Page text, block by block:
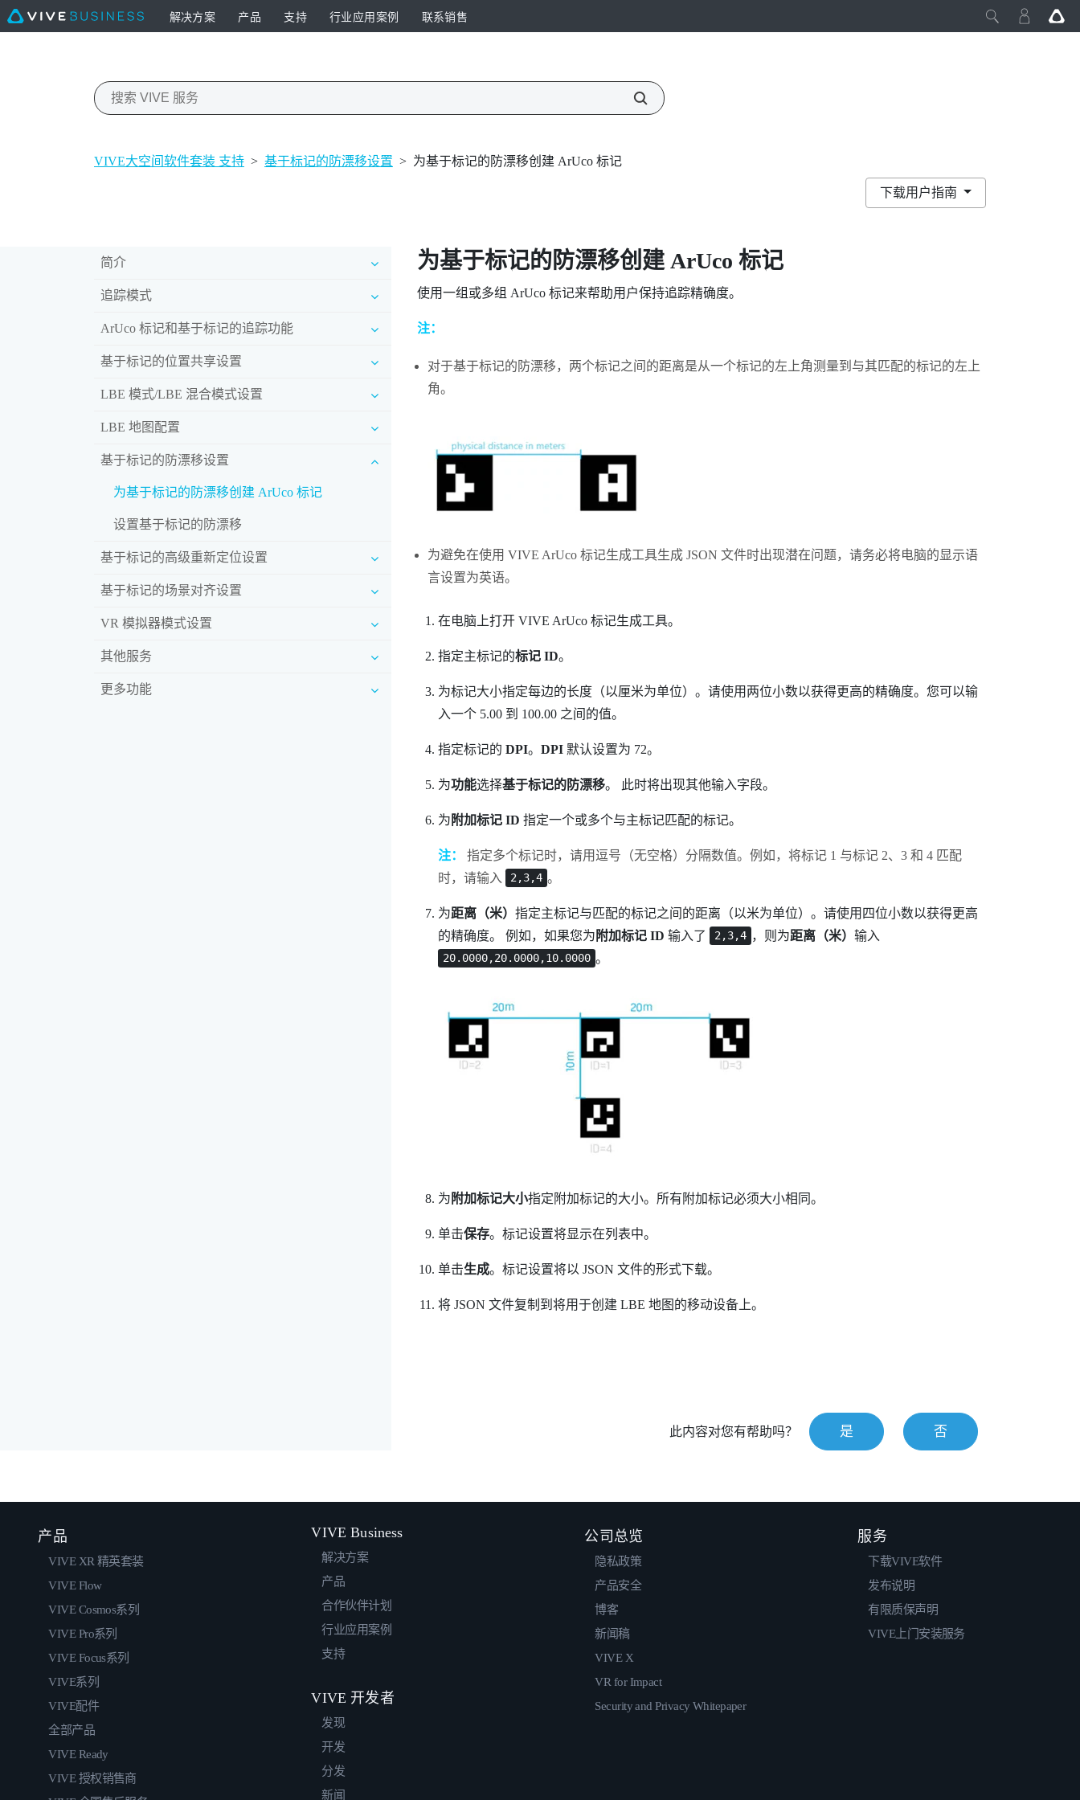
解决方案 产品 支持 行业应用案例 联系销售
VIVE大空间软件套装 支持 > 基于标记的防漂移设置 > 为基于标记的防漂移创建 ArUco 标记
下载用户指南
简介
追踪模式
ArUco 标记和基于标记的追踪功能
基于标记的位置共享设置
LBE 模式/LBE 混合模式设置
LBE 地图配置
基于标记的防漂移设置
为基于标记的防漂移创建 ArUco 标记
设置基于标记的防漂移
基于标记的高级重新定位设置
基于标记的场景对齐设置
VR 模拟器模式设置
其他服务
更多功能
为基于标记的防漂移创建 ArUco 标记
使用一组或多组 ArUco标记来帮助用户保持追踪精确度。
注：
对于基于标记的防漂移，两个标记之间的距离是从一个标记的左上角测量到与其匹配的标记的左上
角。
为避免在使用 VIVE ArUco 标记生成工具生成 JSON 文件时出现潜在问题，请务必将电脑的显示语
言设置为英语。
在电脑上打开 VIVE ArUco 标记生成工具。
指定主标记的标记 ID。
为标记大小指定每边的长度（以厘米为单位）。请使用两位小数以获得更高的精确度。您可以输
入一个 5.00 到 100.00 之间的值。
指定标记的 DPI。 DPI默认设置为 72。
为功能选择基于标记的防漂移。 此时将出现其他输入字段。
为 附加标记 ID 指定一个或多个与主标记匹配的标记。
注：
指定多个标记时，请用逗号（无空格）分隔数值。例如，将标记 1 与标记 2、3 和 4 匹配
时，请输入
2,3,4 。
为距离（米） 指定主标记与匹配的标记之间的距离（以米为单位）。请使用四位小数以获得更高
的精确度。
例如，如果您为 附加标记 ID 输入了 2,3,4 ，则为距离（米）输入
20.0000,20.0000,10.0000 。
为 附加标记大小指定附加标记的大小。所有附加标记必须大小相同。
单击保存。标记设置将显示在列表中。
单击生成。标记设置将以 JSON 文件的形式下载。
将 JSON 文件复制到将用于创建 LBE 地图的移动设备上。
此内容对您有帮助吗？ 是 否
产品
VIVE XR 精英套装
VIVE Flow
VIVE Cosmos系列
VIVE Pro系列
VIVE Focus系列
VIVE系列
VIVE配件
全部产品
VIVE Ready
VIVE 授权销售商
VIVE Business
解决方案
产品
合作伙伴计划
行业应用案例
支持
VIVE 开发者
发现
开发
分发
新闻
公司总览
隐私政策
产品安全
博客
新闻稿
VIVE X
VR for Impact
Security and Privacy Whitepaper
服务
下载VIVE软件
发布说明
有限质保声明
VIVE上门安装服务